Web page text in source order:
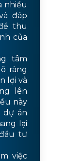
nhiều
đáp
thu
của
tâm
ràng
lợi và
lên
này
dự án
lại
tư
việc